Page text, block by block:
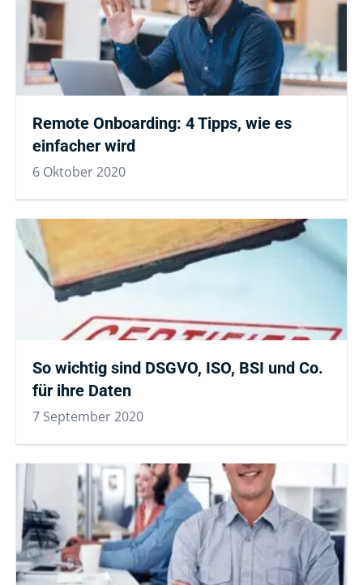
Remote Onboarding: 4 Tipps, wie es
einfacher wird
6 Oktober 2020
So wichtig sind DSGVO, ISO, BSI und Co.
für ihre Daten
7 September 2020